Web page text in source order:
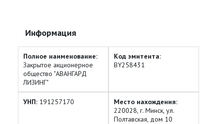
Информация
Полное наименование:
Закрытое акционерное
общество "АВАНГАРД
ЛИЗИНГ"
Код эмитента:
BY258431
УНП: 191257170
Место нахождения:
220028, г. Минск, ул.
Полтавская, дом 10